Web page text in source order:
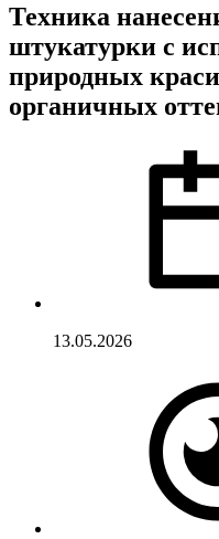
Техника
штукатурки с
природных
органичных
13.05.2026